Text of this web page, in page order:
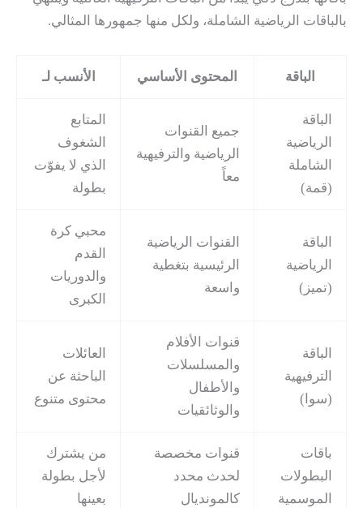
بالباقات الرياضية الشاملة، ولكل منها جمهورها المثالي.
الباقة المحتوى الأساسي الأنسب لـ
الباقة
الرياضية
الشاملة
(قمة)
جميع القنوات
الرياضية والترفيهية
معاً
المتابع
الشغوف
الذي لا يفوّت
بطولة
الباقة
الرياضية
(تميز)
القنوات الرياضية
الرئيسية بتغطية
واسعة
محبي كرة
القدم
والدوريات
الكبرى
الباقة
الترفيهية
(سوا)
قنوات الأفلام
والمسلسلات
والأطفال
والوثائقيات
العائلات
الباحثة عن
محتوى متنوع
باقات
البطولات
الموسمية
قنوات مخصصة
لحدث محدد
كالمونديال
من يشترك
لأجل بطولة
بعينها